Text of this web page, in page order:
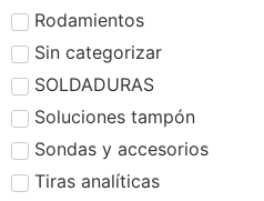
Rodamientos
Sin categorizar
SOLDADURAS
Soluciones tampón
Sondas y accesorios
Tiras analíticas